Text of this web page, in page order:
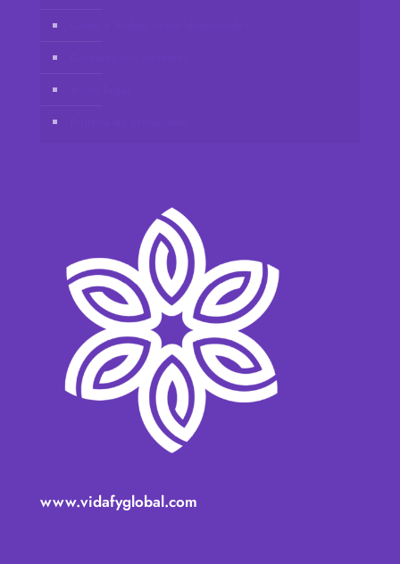
www.vidafyglobal.com